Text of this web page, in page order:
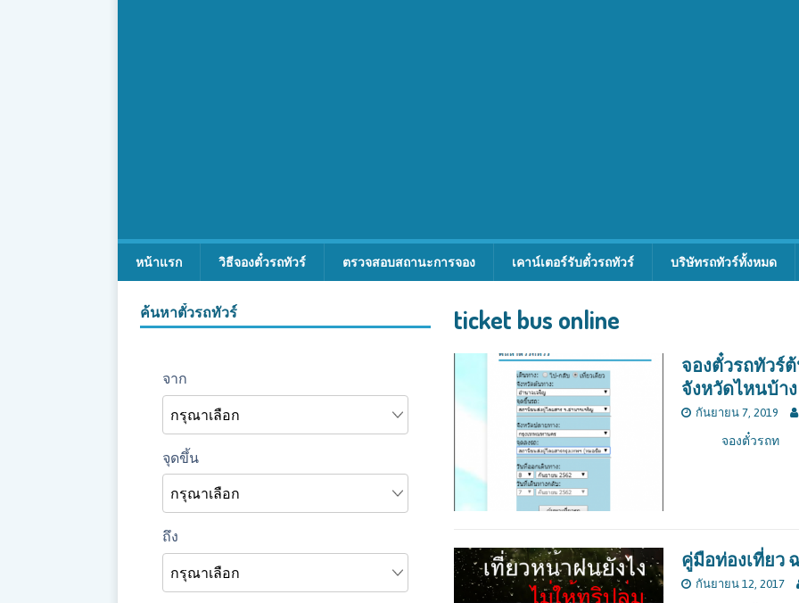
หน้าแรก วิธีจองตั๋วรถทัวร์ ตรวจสอบสถานะการจอง เคาน์เตอร์รับตั๋วรถทัวร์ บริษัทรถทัวร์ทั้งหมด
ticket bus online
จองตั๋วรถทัวร์
จังหวัดไหนบ้าง
กันยายน 7, 2019
จองตั๋วรถท
คู่มือท่องเที่ยว
กันยายน 12, 2017
ค้นหาตั๋วรถทัวร์